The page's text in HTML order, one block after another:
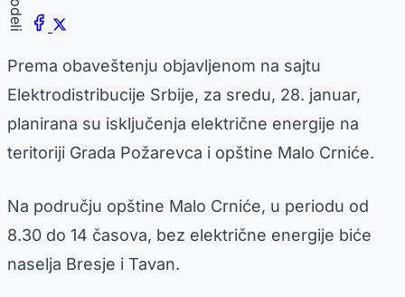
Podeli
Prema obaveštenju objavljenom na sajtu
Elektrodistribucije Srbije, za sredu, 28. januar,
planirana su isključenja električne energije na
teritoriji Grada Požarevca i opštine Malo Crniće.
Na području opštine Malo Crniće, u periodu od
8.30 do 14 časova, bez električne energije biće
naselja Bresje i Tavan.